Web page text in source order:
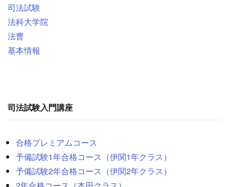
司法試験
法科大学院
法曹
基本情報
司法試験入門講座
合格プレミアムコース
予備試験1年合格コース（伊関1年クラス）
予備試験2年合格コース（伊関2年クラス）